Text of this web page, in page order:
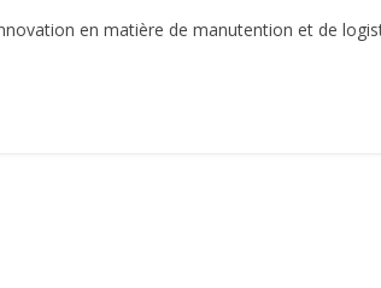
en matière de manutention et de